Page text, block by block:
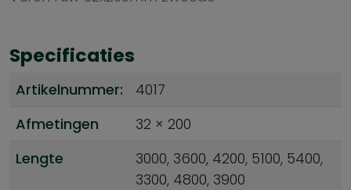
Specificaties
Artikelnummer:
4017
Afmetingen
32 × 200
Lengte
3000, 3600, 4200, 5100, 5400,
3300, 4800, 3900